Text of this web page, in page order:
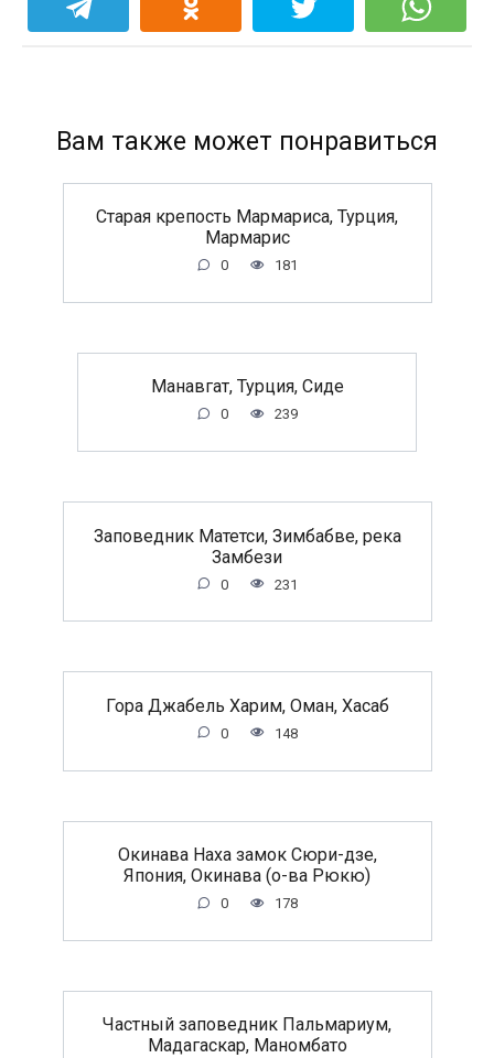
Вам также может понравиться
Старая крепость Мармариса, Турция,
Мармарис
0 181
Манавгат, Турция, Сиде
0 239
Заповедник Матетси, Зимбабве, река
Замбези
0 231
Гора Джабель Харим, Оман, Хасаб
0 148
Окинава Наха замок Сюри-дзе,
Япония, Окинава (о-ва Рюкю)
0 178
Частный заповедник Пальмариум,
Мадагаскар, Маномбато